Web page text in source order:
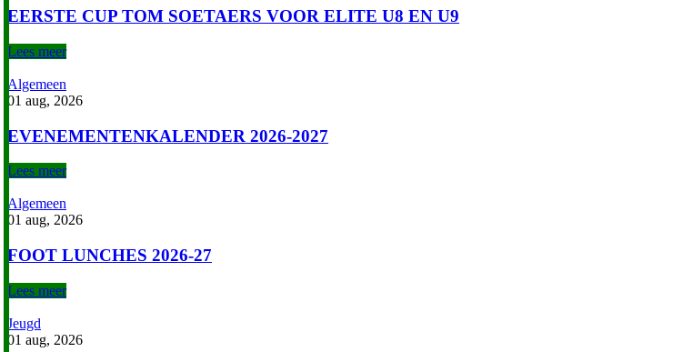
EERSTE CUP TOM SOETAERS VOOR ELITE U8 EN U9
Lees meer
Algemeen
01 aug, 2026
EVENEMENTENKALENDER 2026-2027
Lees meer
Algemeen
01 aug, 2026
FOOT LUNCHES 2026-27
Lees meer
Jeugd
01 aug, 2026